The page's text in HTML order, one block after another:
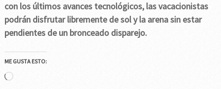
con los últimos avances tecnológicos, las vacacionistas
podrán disfrutar libremente de sol y la arena sin estar
pendientes de un bronceado disparejo.
ME GUSTA ESTO:
Cargando...